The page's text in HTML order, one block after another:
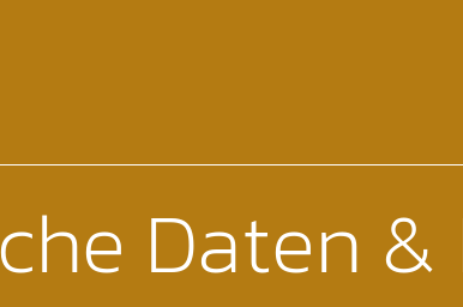
Daten &